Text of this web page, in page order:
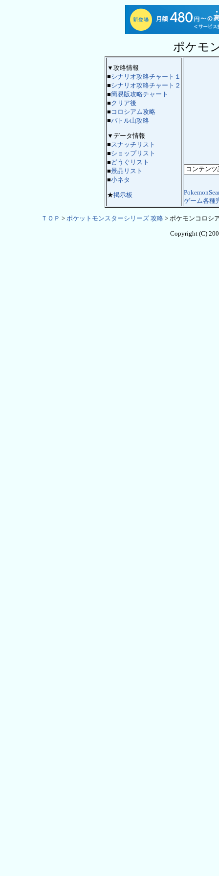
ポケモ
▼攻略情報
■シナリオ攻略チャート１
■シナリオ攻略チャート２
■簡易版攻略チャート
■クリア後
■ コロシアム攻略
■バトル山攻略
▼データ情報
■ スナッチリスト
■ショップリスト
■ どうぐリスト
■景品リスト
■小ネタ
★掲示板
ゲーム各種
ＴＯＰ > ポケットモンスターシリーズ 攻略 > ポケモンコロシ
Copyright (C)